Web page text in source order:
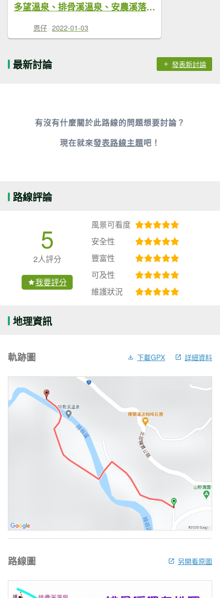
多望溫泉、排骨溪溫泉、安農溪落羽松逍遙遊 2021/12/30
恩仔 2022-01-03
最新討論 發表新討論
有沒有什麼關於此路線的問題想要討論？
現在就來發表路線主題吧！
路線評論
5
2人評分
我要評分
風景可看度
安全性
豐富性
可及性
維護狀況
地理資訊
軌跡圖 下載GPX 詳細資料
路線圖 另開看原圖